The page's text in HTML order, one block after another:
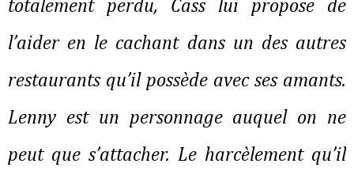
totalement perdu, Cass lui propose de
l’aider en le cachant dans un des autres
restaurants qu’il possède avec ses amants.
Lenny est un personnage auquel on ne
peut que s’attacher. Le harcèlement qu’il